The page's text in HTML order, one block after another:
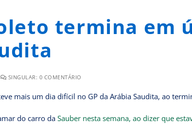
termina em
SINGULAR: 0 COMENTÁRIO
mais um dia difícil no GP da Arábia Saudita, ao
do carro daSauber nesta semana, ao dizer que